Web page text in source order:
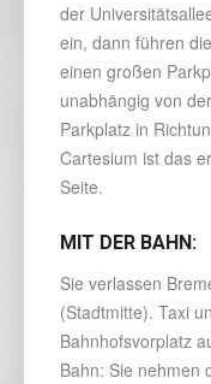
der
ein, dann führen
einen großen
unabhängig von
Parkplatz in
Cartesium ist das
Seite.
MIT DER BAHN:
Sie verlassen
(Stadtmitte). Taxi
Bahnhofsvorplatz
Bahn: Sie nehmen